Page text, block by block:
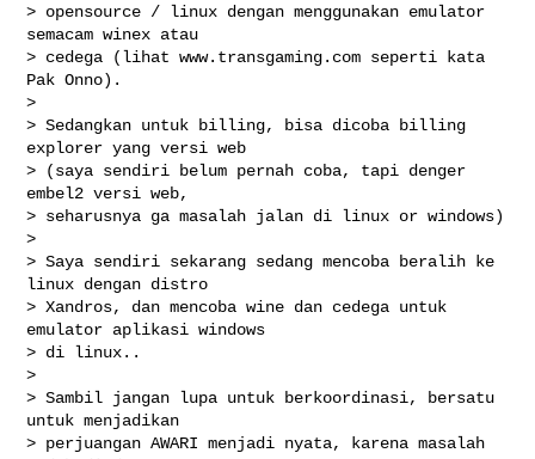
> opensource / linux dengan menggunakan emulator
semacam winex atau
> cedega (lihat www.transgaming.com seperti kata
Pak Onno).
>
> Sedangkan untuk billing, bisa dicoba billing
explorer yang versi web
> (saya sendiri belum pernah coba, tapi denger
embel2 versi web,
> seharusnya ga masalah jalan di linux or windows)
>
> Saya sendiri sekarang sedang mencoba beralih ke
linux dengan distro
> Xandros, dan mencoba wine dan cedega untuk
emulator aplikasi windows
> di linux..
>
> Sambil jangan lupa untuk berkoordinasi, bersatu
untuk menjadikan
> perjuangan AWARI menjadi nyata, karena masalah